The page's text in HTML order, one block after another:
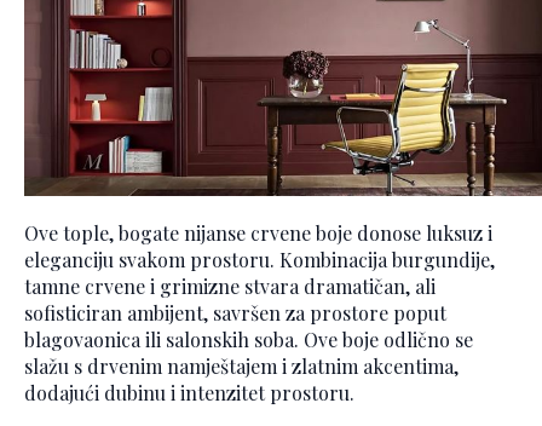
Ove tople, bogate nijanse crvene boje donose luksuz i
eleganciju svakom prostoru. Kombinacija burgundije,
tamne crvene i grimizne stvara dramatičan, ali
sofisticiran ambijent, savršen za prostore poput
blagovaonica ili salonskih soba. Ove boje odlično se
slažu s drvenim namještajem i zlatnim akcentima,
dodajući dubinu i intenzitet prostoru.